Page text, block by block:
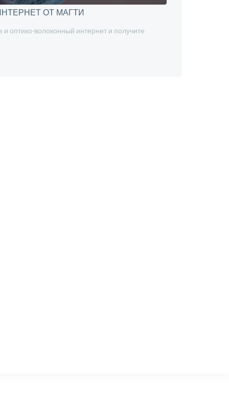
ОТ МАГТИ
оптико-волоконный интернет и получите